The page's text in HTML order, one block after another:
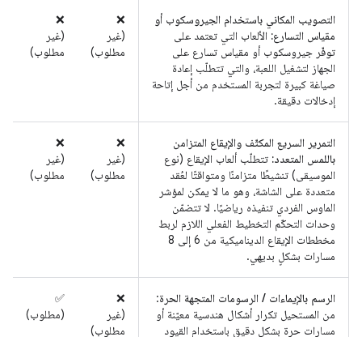
التصويب المكاني باستخدام الجيروسكوب أو
مقياس التسارع: الألعاب التي تعتمد على
توفّر جيروسكوب أو مقياس تسارع على
الجهاز لتشغيل اللعبة، والتي تتطلّب إعادة
صياغة كبيرة لتجربة المستخدم من أجل إتاحة
إدخالات دقيقة.
‫❌
(غير
مطلوب)
‫❌
(غير
مطلوب)
التمرير السريع المكثّف والإيقاع المتزامن
باللمس المتعدد: تتطلّب ألعاب الإيقاع (نوع
الموسيقى) تنشيطًا متزامنًا ومتواقتًا لعُقد
متعددة على الشاشة، وهو ما لا يمكن لمؤشر
الماوس الفردي تنفيذه رياضيًا. لا تتضمّن
وحدات التحكّم التخطيط الفعلي اللازم لربط
مخططات الإيقاع الديناميكية من 6 إلى 8
مسارات بشكلٍ بديهي.
‫❌
(غير
مطلوب)
‫❌
(غير
مطلوب)
الرسم بالإيماءات / الرسومات المتجهة الحرة:
من المستحيل تكرار أشكال هندسية معيّنة أو
مسارات حرة بشكل دقيق باستخدام القيود
‫❌
(غير
مطلوب)
‫✅
(مطلوب)